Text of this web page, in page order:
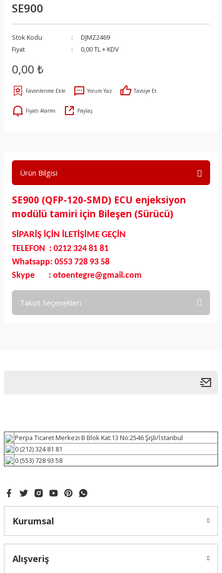
SE900
Stok Kodu
DJMZ2469
Fiyat
0,00 TL + KDV
0,00 ₺
Yorum Yaz Tavsiye Et
Fiyatı Alarmı Paylaş
Ürün Bilgisi
SE900 (QFP-120-SMD) ECU enjeksiyon
modülü tamiri için Bileşen (Sürücü)
SİPARİŞ İÇİN İLETİŞİME GEÇİN
TELEFON : 0212 324 81 81
Whatsapp: 0553 728 93 58
Skype : otoentegre@gmail.com
Taksit Seçenekleri
Perpa Ticaret Merkezi B Blok Kat:13 No:2546 Şişli/İstanbul
0 (212) 324 81 81
0 (553) 728 93 58
Kurumsal
Alışveriş